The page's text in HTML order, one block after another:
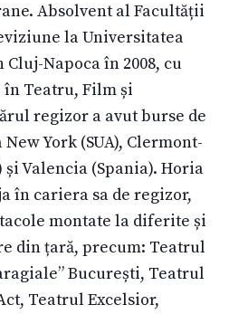
Absolvent al Facultății
la Universitatea
Cluj-Napoca în 2008, cu
Teatru, Film și
regizor a avut burse de
York (SUA), Clermont-
Valencia (Spania). Horia
în cariera sa de regizor,
montate la diferite și
din țară, precum: Teatrul
București, Teatrul
Teatrul Excelsior,